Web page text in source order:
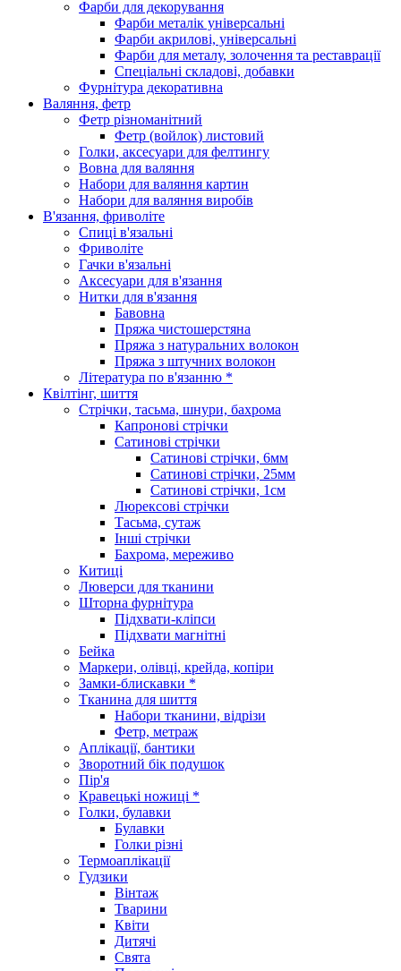
Фарби для декорування
Фарби металік універсальні
Фарби акрилові, універсальні
Фарби для металу, золочення та реставрації
Спеціальні складові, добавки
Фурнітура декоративна
Валяння, фетр
Фетр різноманітний
Фетр (войлок) листовий
Голки, аксесуари для фелтингу
Вовна для валяння
Набори для валяння картин
Набори для валяння виробів
В'язання, фриволіте
Спиці в'язальні
Фриволіте
Гачки в'язальні
Аксесуари для в'язання
Нитки для в'язання
Бавовна
Пряжа чистошерстяна
Пряжа з натуральних волокон
Пряжа з штучних волокон
Література по в'язанню *
Квілтінг, шиття
Стрічки, тасьма, шнури, бахрома
Капронові стрічки
Сатинові стрічки
Сатинові стрічки, 6мм
Сатинові стрічки, 25мм
Сатинові стрічки, 1см
Люрексові стрічки
Тасьма, сутаж
Інші стрічки
Бахрома, мереживо
Китиці
Люверси для тканини
Шторна фурнітура
Підхвати-кліпси
Підхвати магнітні
Бейка
Маркери, олівці, крейда, копіри
Замки-блискавки *
Тканина для шиття
Набори тканини, відрізи
Фетр, метраж
Аплікації, бантики
Зворотний бік подушок
Пір'я
Кравецькі ножиці *
Голки, булавки
Булавки
Голки різні
Термоаплікації
Гудзики
Вінтаж
Тварини
Квіти
Дитячі
Свята